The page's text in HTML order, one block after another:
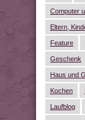
Computer
Eltern,
Feature
Geschenk
Haus und
Kochen
Laufblog